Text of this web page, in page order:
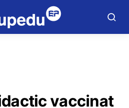
vaccinat